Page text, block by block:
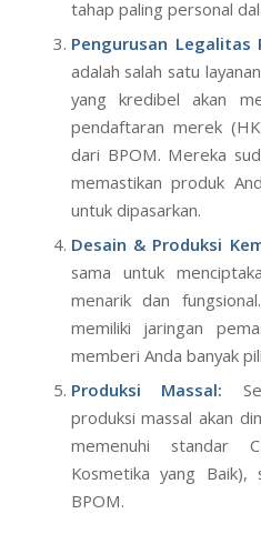
tahap paling personal
Pengurusan Legalitas
adalah salah satu
yang kredibel akan
pendaftaran merek
dari BPOM. Mereka
memastikan produk
untuk dipasarkan.
Desain & Produksi
sama untuk
menarik dan
memiliki jaringan
memberi Anda banyak
Produksi Massal:
produksi massal akan
memenuhi standar
Kosmetika yang
BPOM.